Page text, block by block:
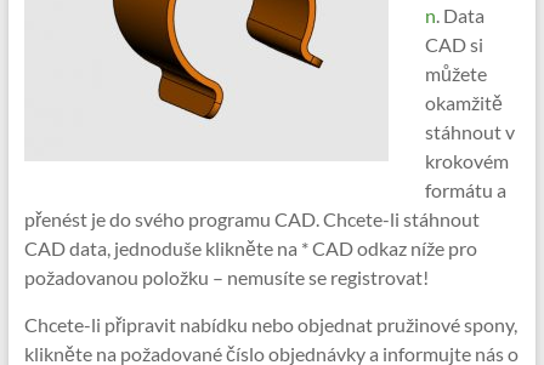
n. Data
CAD si
můžete
okamžitě
stáhnout v
krokovém
formátu a
přenést je do svého programu CAD. Chcete-li stáhnout
CAD data, jednoduše klikněte na * CAD odkaz níže pro
požadovanou položku – nemusíte se registrovat!
Chcete-li připravit nabídku nebo objednat pružinové spony,
klikněte na požadované číslo objednávky a informujte nás o